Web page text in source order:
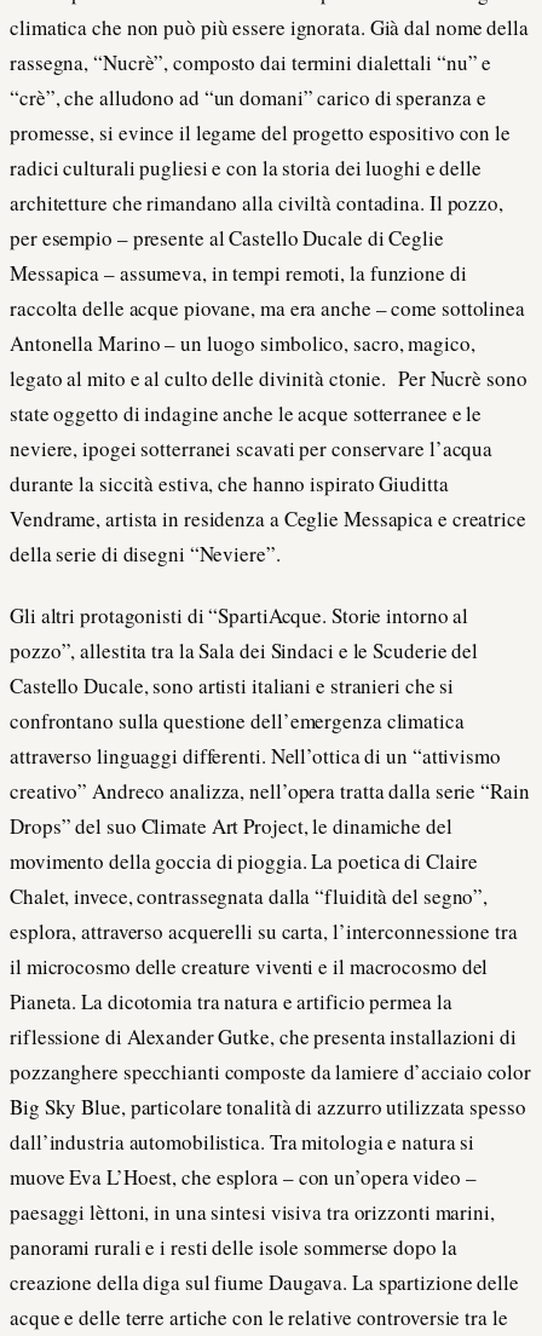
climatica che non può più essere ignorata. Già dal nome della
rassegna, “Nucrè”, composto dai termini dialettali “nu” e
“crè”, che alludono ad “un domani” carico di speranza e
promesse, si evince il legame del progetto espositivo con le
radici culturali pugliesi e con la storia dei luoghi e delle
architetture che rimandano alla civiltà contadina. Il pozzo,
per esempio – presente al Castello Ducale di Ceglie
Messapica – assumeva, in tempi remoti, la funzione di
raccolta delle acque piovane, ma era anche – come sottolinea
Antonella Marino – un luogo simbolico, sacro, magico,
legato al mito e al culto delle divinità ctonie. Per Nucrè sono
state oggetto di indagine anche le acque sotterranee e le
neviere, ipogei sotterranei scavati per conservare l’acqua
durante la siccità estiva, che hanno ispirato Giuditta
Vendrame, artista in residenza a Ceglie Messapica e creatrice
della serie di disegni “Neviere”.
Gli altri protagonisti di “SpartiAcque. Storie intorno al
pozzo”, allestita tra la Sala dei Sindaci e le Scuderie del
Castello Ducale, sono artisti italiani e stranieri che si
confrontano sulla questione dell’emergenza climatica
attraverso linguaggi differenti. Nell’ottica di un “attivismo
creativo” Andreco analizza, nell’opera tratta dalla serie “Rain
Drops” del suo Climate Art Project, le dinamiche del
movimento della goccia di pioggia. La poetica di Claire
Chalet, invece, contrassegnata dalla “fluidità del segno”,
esplora, attraverso acquerelli su carta, l’interconnessione tra
il microcosmo delle creature viventi e il macrocosmo del
Pianeta. La dicotomia tra natura e artificio permea la
riflessione di Alexander Gutke, che presenta installazioni di
pozzanghere specchianti composte da lamiere d’acciaio color
Big Sky Blue, particolare tonalità di azzurro utilizzata spesso
dall’industria automobilistica. Tra mitologia e natura si
muove Eva L’Hoest, che esplora – con un’opera video –
paesaggi lèttoni, in una sintesi visiva tra orizzonti marini,
panorami rurali e i resti delle isole sommerse dopo la
creazione della diga sul fiume Daugava. La spartizione delle
acque e delle terre artiche con le relative controversie tra le